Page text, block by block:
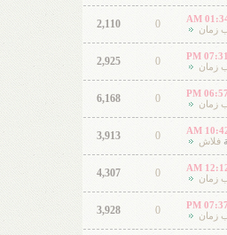
01:34
زمان 0
2,110
07:31 PM
زمان 0
2,925
06:57 PM
زمان 0
6,168
10:42
فلاش 0
3,913
12:12
زمان 0
4,307
07:37 PM
زمان 0
3,928